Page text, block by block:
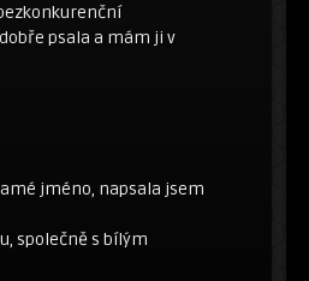
psala a mám ji v
jméno, napsala jsem
společně s bílým